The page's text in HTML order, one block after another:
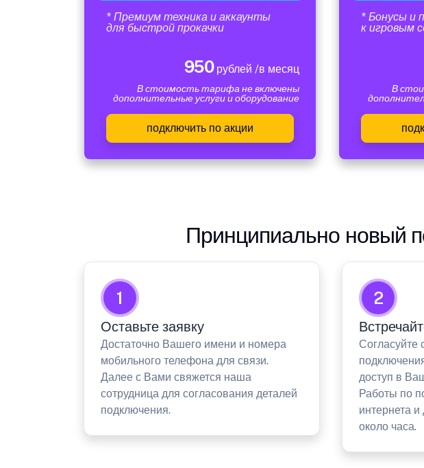
* Премиум техника и аккаунты
для быстрой прокачки
950рублей /в месяц
В стоимость тарифа не включены
дополнительные услуги и оборудование
подключить по акции
* Бонусы и
к игровым
В
Принципиально новый
1
Оставьте заявку
Достаточно Вашего имени и номера
мобильного телефона для связи.
Далее с Вами свяжется наша
сотрудница для согласования деталей
подключения.
2
Согласуйте
доступ в
Работы по
интернета
около часа.